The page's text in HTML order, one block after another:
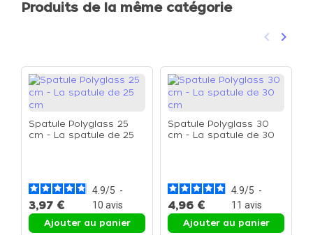
Produits de la même catégorie
Précédent
keyboard_arrow_left keyboard_arrow_right
Spatule Polyglass 25
cm - La spatule de 25
4.9/5 -
10 avis
3,97 €
Ajouter au panier
Spatule Polyglass 30
cm - La spatule de 30
4.9/5 -
11 avis
4,96 €
Ajouter au panier